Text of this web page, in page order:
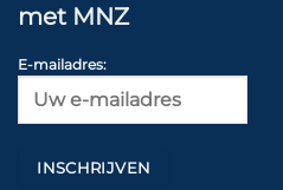
met MNZ
E-mailadres: